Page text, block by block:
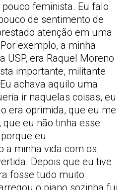
feminista. Eu falo
de sentimento de
atenção em uma
exemplo, a minha
USP, era Raquel Moreno
importante, militante
achava aquilo uma
ir naquelas coisas, eu
era oprimida, que eu me
eu não tinha esse
eu
a minha vida com os
Depois que eu tive
fosse tudo muito
o piano sozinha fui